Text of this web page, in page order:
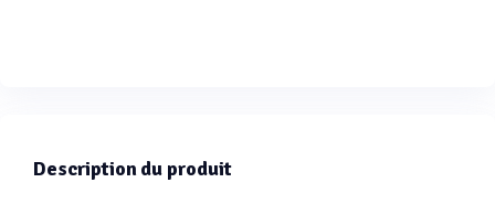
Description du produit